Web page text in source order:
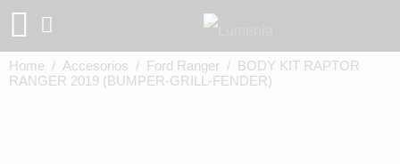
Home / Accesorios / Ford Ranger / BODY KIT RAPTOR
RANGER 2019 (BUMPER-GRILL-FENDER)